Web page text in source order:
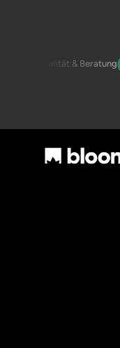
Qualität & Beratung